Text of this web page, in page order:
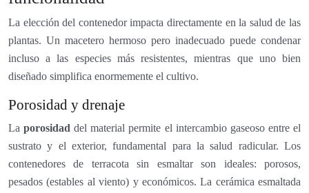
La elección del contenedor impacta directamente en la salud de las
plantas. Un macetero hermoso pero inadecuado puede condenar
incluso a las especies más resistentes, mientras que uno bien
diseñado simplifica enormemente el cultivo.
Porosidad y drenaje
Laporosidad del material permite el intercambio gaseoso entre el
sustrato y el exterior, fundamental para la salud radicular. Los
contenedores de terracota sin esmaltar son ideales: porosos,
pesados (estables al viento) y económicos. La cerámica esmaltada